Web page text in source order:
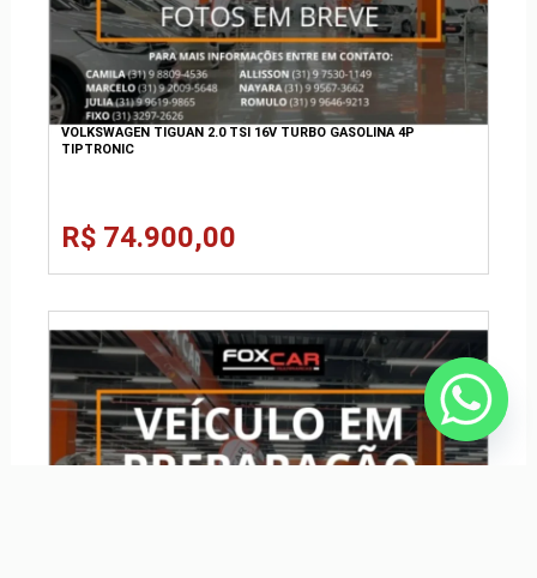
VOLKSWAGEN TIGUAN 2.0 TSI 16V TURBO GASOLINA 4P
TIPTRONIC
R$ 74.900,00